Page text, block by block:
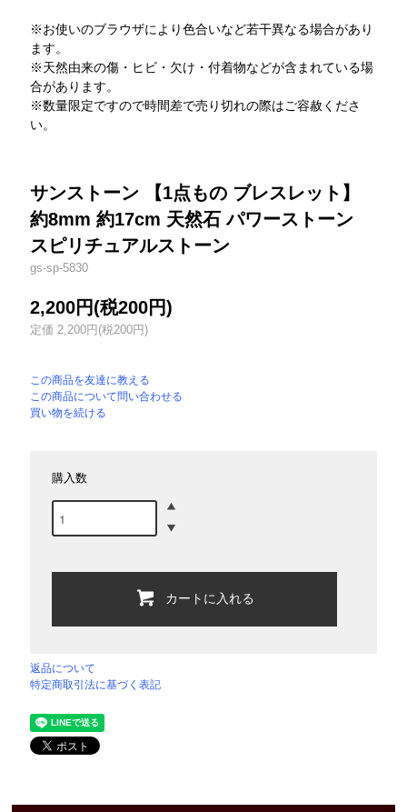
※お使いのブラウザにより色合いなど若干異なる場合があり
ます。
※天然由来の傷・ヒビ・欠け・付着物などが含まれている場
合があります。
※数量限定ですので時間差で売り切れの際はご容赦くださ
い。
サンストーン 【1点もの ブレスレット】
約8mm 約17cm 天然石 パワーストーン
スピリチュアルストーン
gs-sp-5830
2,200円(税200円)
定価 2,200円(税200円)
この商品を友達に教える
この商品について問い合わせる
買い物を続ける
購入数
カートに入れる
返品について
特定商取引法に基づく表記